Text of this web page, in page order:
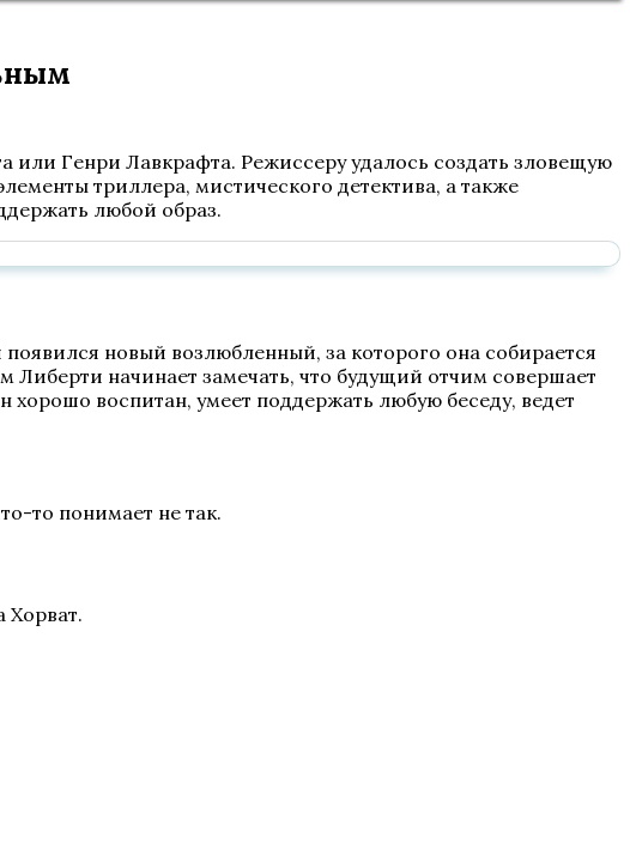
или Генри Лавкрафта. Режиссеру удалось создать зловещую
триллера, мистического детектива, а также
любой образ.
новый возлюбленный, за которого она собирается
начинает замечать, что будущий отчим совершает
воспитан, умеет поддержать любую беседу, ведет
то понимает не так.
Хорват.